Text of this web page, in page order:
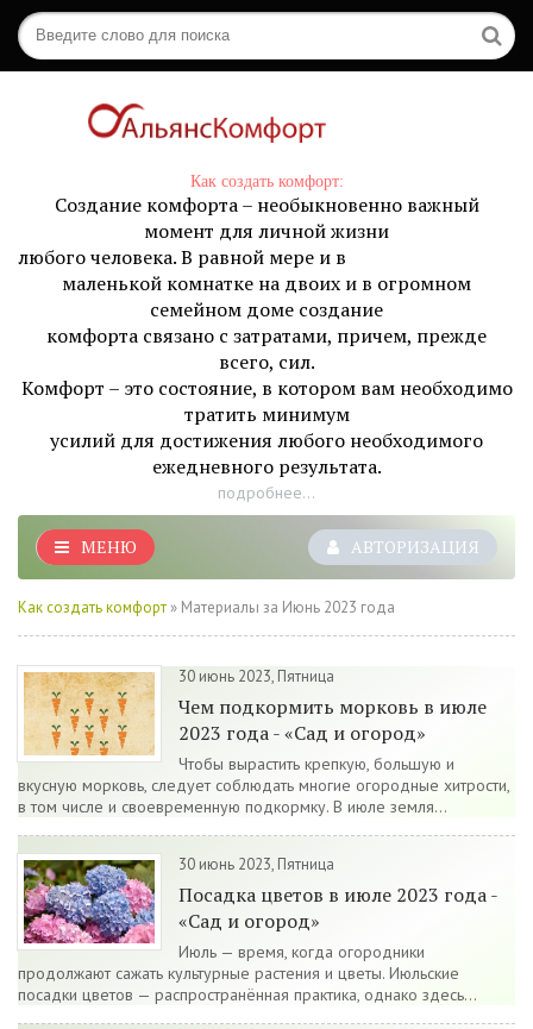
Как создать комфорт:
Создание комфорта – необыкновенно важный
момент для личной жизни
любого человека. В равной мере и в
маленькой комнатке на двоих и в огромном
семейном доме создание
комфорта связано с затратами, причем, прежде
всего, сил.
Комфорт – это состояние, в котором вам необходимо
тратить минимум
усилий для достижения любого необходимого
ежедневного результата.
подробнее...
АВТОРИЗАЦИЯ
МЕНЮ
Как создать комфорт » Материалы за Июнь 2023 года
30 июнь 2023, Пятница
Чем подкормить морковь в июле
2023 года - «Сад и огород»
Чтобы вырастить крепкую, большую и
вкусную морковь, следует соблюдать многие огородные хитрости,
в том числе и своевременную подкормку. В июле земля...
30 июнь 2023, Пятница
Посадка цветов в июле 2023 года -
«Сад и огород»
Июль — время, когда огородники
продолжают сажать культурные растения и цветы. Июльские
посадки цветов — распространённая практика, однако здесь...